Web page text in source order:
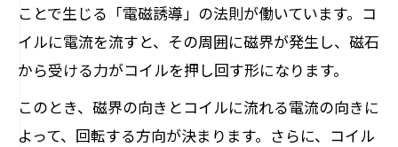
ことで生じる「電磁誘導」の法則が働いています。コ
イルに電流を流すと、その周囲に磁界が発生し、磁石
から受ける力がコイルを押し回す形になります。
このとき、磁界の向きとコイルに流れる電流の向きに
よって、回転する方向が決まります。さらに、コイル